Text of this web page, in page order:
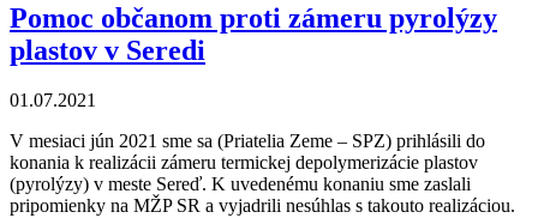
Pomoc občanom proti zámeru pyrolýzy
plastov v Seredi
01.07.2021
V mesiaci jún 2021 sme sa (Priatelia Zeme – SPZ) prihlásili do
konania k realizácii zámeru termickej depolymerizácie plastov
(pyrolýzy) v meste Sereď. K uvedenému konaniu sme zaslali
pripomienky na MŽP SR a vyjadrili nesúhlas s takouto realizáciou.